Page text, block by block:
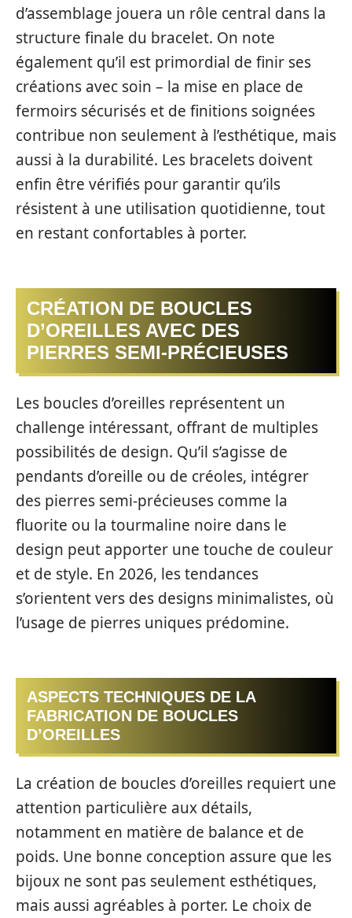
d’assemblage jouera un rôle central dans la
structure finale du bracelet. On note
également qu’il est primordial de finir ses
créations avec soin – la mise en place de
fermoirs sécurisés et de finitions soignées
contribue non seulement à l’esthétique, mais
aussi à la durabilité. Les bracelets doivent
enfin être vérifiés pour garantir qu’ils
résistent à une utilisation quotidienne, tout
en restant confortables à porter.
CRÉATION DE BOUCLES
D’OREILLES AVEC DES
PIERRES SEMI-PRÉCIEUSES
Les boucles d’oreilles représentent un
challenge intéressant, offrant de multiples
possibilités de design. Qu’il s’agisse de
pendants d’oreille ou de créoles, intégrer
des pierres semi-précieuses comme la
fluorite ou la tourmaline noire dans le
design peut apporter une touche de couleur
et de style. En 2026, les tendances
s’orientent vers des designs minimalistes, où
l’usage de pierres uniques prédomine.
ASPECTS TECHNIQUES DE LA
FABRICATION DE BOUCLES
D’OREILLES
La création de boucles d’oreilles requiert une
attention particulière aux détails,
notamment en matière de balance et de
poids. Une bonne conception assure que les
bijoux ne sont pas seulement esthétiques,
mais aussi agréables à porter. Le choix de